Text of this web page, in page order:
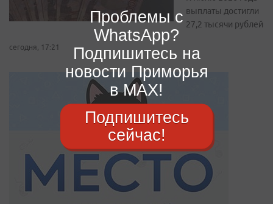
выплаты достигли
27,2 тысячи рублей
сегодня, 17:21
Проблемы с
WhatsApp?
Подпишитесь на
новости Приморья
в MAX!
Подпишитесь
сейчас!